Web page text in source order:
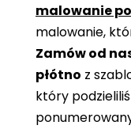
malowanie
malowanie,
Zamów od
płótno z
który